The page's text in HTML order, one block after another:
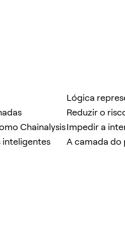
Lógica
Reduzir o
ChainalysisImpedir a
inteligentes
A camada